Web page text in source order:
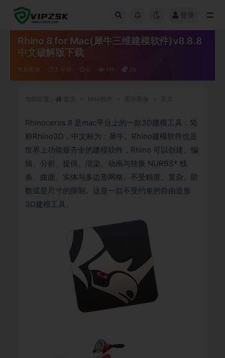
登录
Rhino 8 for Mac(犀牛三维建模软件)v8.8.8
中文破解版下载
图形图像 2 年前 0 191 20
Rhinoceros 8 是mac平台上的一款3D建模工具，简
称Rhino3D，中文称为：犀牛。Rhino建模软件也是
世界上功能最齐全的建模软件，Rhino 可以创建、编
辑、分析、提供、渲染、动画与转换 NURBS* 线
条、曲面、实体与多边形网格。不受精度、复杂、阶
数或是尺寸的限制。这是一款不受约束的自由造形
3D建模工具。